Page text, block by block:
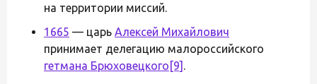
на территории миссий.
1665 — царь Алексей Михайлович
принимает делегацию малороссийского
гетмана Брюховецкого [9] .